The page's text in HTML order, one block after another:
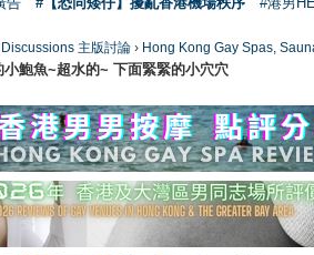
主版討論 › Hong Kong Gay Spas,
鮑魚~超水的~ 下面緊緊的小穴穴